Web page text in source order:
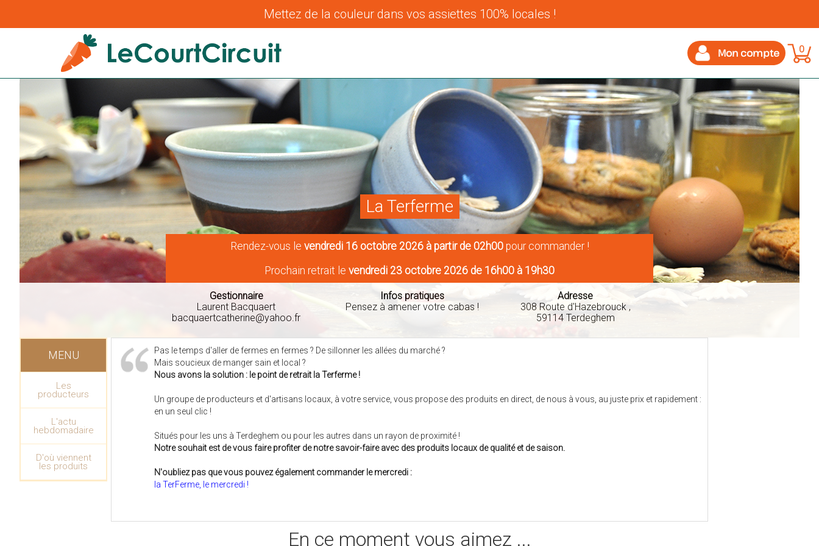
Mettez de la couleur dans vos assiettes 100% locales !
Mon compte 0
La Terferme
Rendez-vous le vendredi 16 octobre 2026 à partir de 02h00pour commander !
Prochain retrait le vendredi 23 octobre 2026 de 16h00 à 19h30
Gestionnaire
Laurent Bacquaert
bacquaertcatherine@yahoo.fr
Infos pratiques
Pensez à amener votre cabas !
Adresse
308 Route d'Hazebrouck ,
59114 Terdeghem
MENU
Les
producteurs
L'actu
hebdomadaire
D'où viennent
les produits
Pas le temps d'aller de fermes en fermes ? De sillonner les allées du marché ?
Mais soucieux de manger sain et local ?
Nous avons la solution : le point de retrait la Terferme !
Un groupe de producteurs et d'artisans locaux, à votre service, vous propose des produits en direct, de nous à vous, au juste prix et rapidement :
en un seul clic !
Situés pour les uns à Terdeghem ou pour les autres dans un rayon de proximité !
Notre souhait est de vous faire profiter de notre savoir-faire avec des produits locaux de qualité et de saison.
N'oubliez pas que vous pouvez également commander le mercredi :
la TerFerme, le mercredi !
En ce moment vous aimez ...